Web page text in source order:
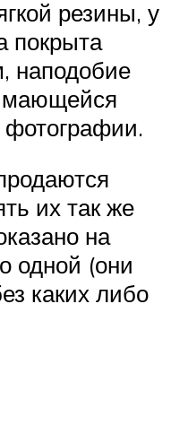
резины, у
покрыта
наподобие
фотографии.
их так же
на
одной (они
каких либо